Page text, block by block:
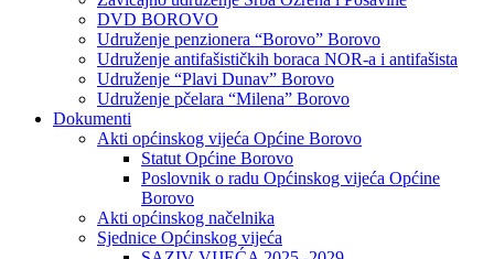
DVD BOROVO
Udruženje penzionera “Borovo” Borovo
Udruženje antifašističkih boraca NOR-a i antifašista
Udruženje “Plavi Dunav” Borovo
Udruženje pčelara “Milena” Borovo
Dokumenti
Akti općinskog vijeća Općine Borovo
Statut Općine Borovo
Poslovnik o radu Općinskog vijeća Općine
Borovo
Akti općinskog načelnika
Sjednice Općinskog vijeća